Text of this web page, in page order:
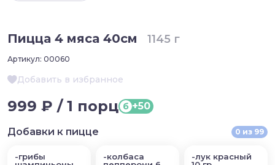
Пицца 4 мяса 40см 1145 г
Артикул: 00060
Добавить в избранное
999 ₽ / 1 порц б +50
Добавки к пицце 0 из 99
-грибы
-колбаса
-лук красный